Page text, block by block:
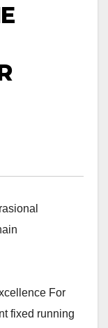
For
fixed running